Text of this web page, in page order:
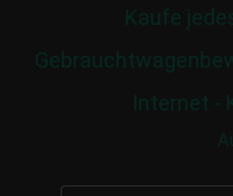
Kaufe
Internet -